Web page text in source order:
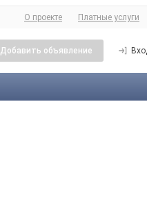
О сайте
О проекте Платные услуги
Добавить объявление